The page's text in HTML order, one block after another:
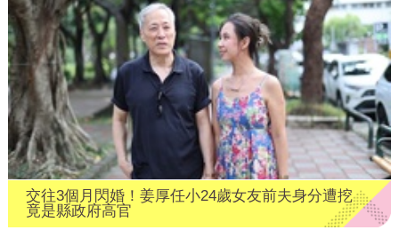
交往3個月閃婚！姜厚任小24歲女友前夫身分遭挖
竟是縣政府高官